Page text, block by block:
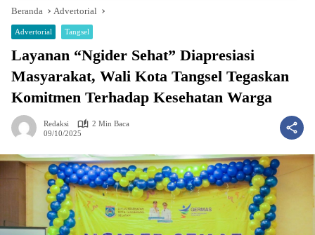
Beranda Advertorial
Advertorial Tangsel
Layanan “Ngider Sehat” Diapresiasi
Masyarakat, Wali Kota Tangsel Tegaskan
Komitmen Terhadap Kesehatan Warga
Redaksi
2 Min Baca
09/10/2025